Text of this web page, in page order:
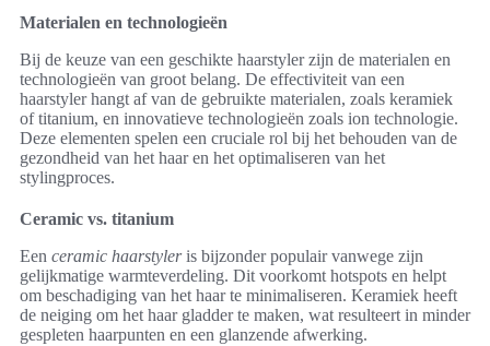
Materialen en technologieën
Bij de keuze van een geschikte haarstyler zijn de materialen en
technologieën van groot belang. De effectiviteit van een
haarstyler hangt af van de gebruikte materialen, zoals keramiek
of titanium, en innovatieve technologieën zoals ion technologie.
Deze elementen spelen een cruciale rol bij het behouden van de
gezondheid van het haar en het optimaliseren van het
stylingproces.
Ceramic vs. titanium
Een ceramic haarstyleris bijzonder populair vanwege zijn
gelijkmatige warmteverdeling. Dit voorkomt hotspots en helpt
om beschadiging van het haar te minimaliseren. Keramiek heeft
de neiging om het haar gladder te maken, wat resulteert in minder
gespleten haarpunten en een glanzende afwerking.